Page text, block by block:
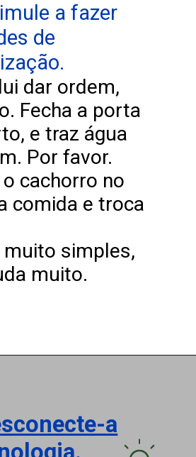
a fazer
de
dar ordem,
Fecha a porta
e traz água
Por favor.
cachorro no
comida e troca
muito simples,
muito.
a